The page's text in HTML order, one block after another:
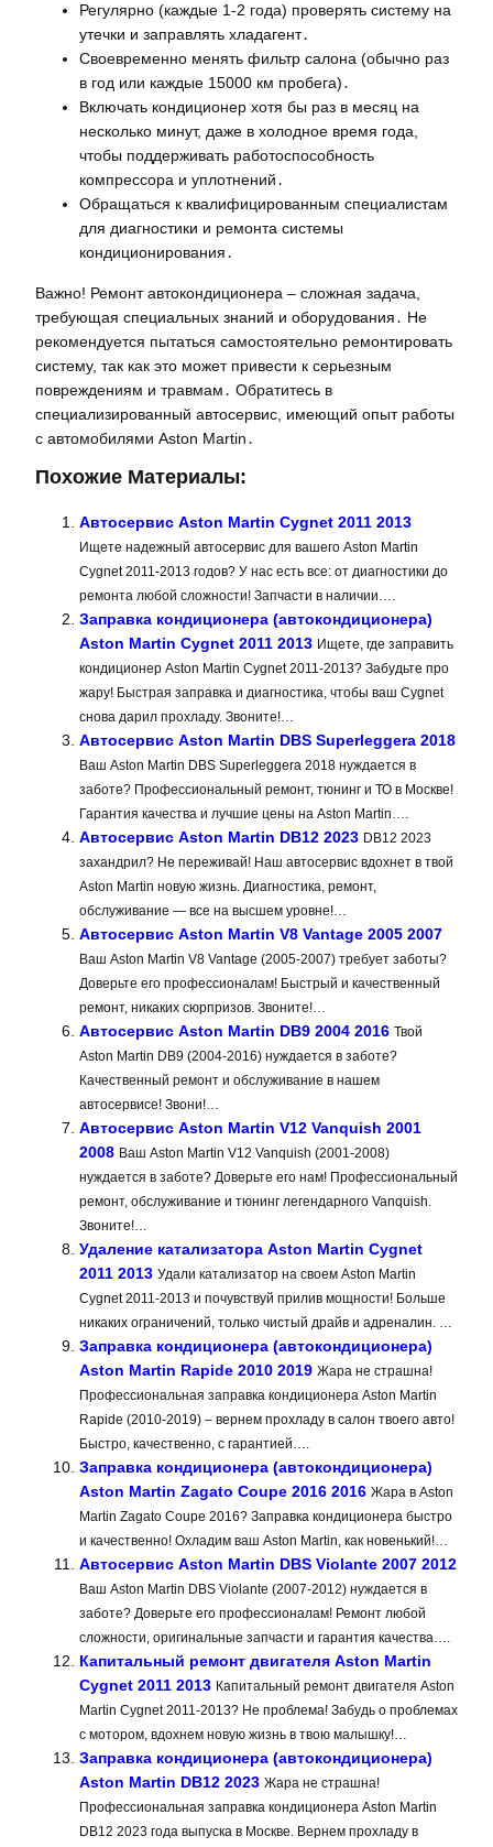
Регулярно (каждые 1-2 года) проверять систему на
утечки и заправлять хладагент․
Своевременно менять фильтр салона (обычно раз
в год или каждые 15000 км пробега)․
Включать кондиционер хотя бы раз в месяц на
несколько минут, даже в холодное время года,
чтобы поддерживать работоспособность
компрессора и уплотнений․
Обращаться к квалифицированным специалистам
для диагностики и ремонта системы
кондиционирования․
Важно! Ремонт автокондиционера – сложная задача,
требующая специальных знаний и оборудования․ Не
рекомендуется пытаться самостоятельно ремонтировать
систему, так как это может привести к серьезным
повреждениям и травмам․ Обратитесь в
специализированный автосервис, имеющий опыт работы
с автомобилями Aston Martin․
Похожие Материалы:
Автосервис Aston Martin Cygnet 2011 2013
Ищете надежный автосервис для вашего Aston Martin
Cygnet 2011-2013 годов? У нас есть все: от диагностики до
ремонта любой сложности! Запчасти в наличии….
Заправка кондиционера (автокондиционера)
Aston Martin Cygnet 2011 2013 Ищете, где заправить
кондиционер Aston Martin Cygnet 2011-2013? Забудьте про
жару! Быстрая заправка и диагностика, чтобы ваш Cygnet
снова дарил прохладу. Звоните!…
Автосервис Aston Martin DBS Superleggera 2018
Ваш Aston Martin DBS Superleggera 2018 нуждается в
заботе? Профессиональный ремонт, тюнинг и ТО в Москве!
Гарантия качества и лучшие цены на Aston Martin….
Автосервис Aston Martin DB12 2023 DB12 2023
захандрил? Не переживай! Наш автосервис вдохнет в твой
Aston Martin новую жизнь. Диагностика, ремонт,
обслуживание — все на высшем уровне!…
Автосервис Aston Martin V8 Vantage 2005 2007
Ваш Aston Martin V8 Vantage (2005-2007) требует заботы?
Доверьте его профессионалам! Быстрый и качественный
ремонт, никаких сюрпризов. Звоните!…
Автосервис Aston Martin DB9 2004 2016 Твой
Aston Martin DB9 (2004-2016) нуждается в заботе?
Качественный ремонт и обслуживание в нашем
автосервисе! Звони!…
Автосервис Aston Martin V12 Vanquish 2001
2008 Ваш Aston Martin V12 Vanquish (2001-2008)
нуждается в заботе? Доверьте его нам! Профессиональный
ремонт, обслуживание и тюнинг легендарного Vanquish.
Звоните!…
Удаление катализатора Aston Martin Cygnet
2011 2013 Удали катализатор на своем Aston Martin
Cygnet 2011-2013 и почувствуй прилив мощности! Больше
никаких ограничений, только чистый драйв и адреналин. …
Заправка кондиционера (автокондиционера)
Aston Martin Rapide 2010 2019 Жара не страшна!
Профессиональная заправка кондиционера Aston Martin
Rapide (2010-2019) – вернем прохладу в салон твоего авто!
Быстро, качественно, с гарантией….
Заправка кондиционера (автокондиционера)
Aston Martin Zagato Coupe 2016 2016 Жара в Aston
Martin Zagato Coupe 2016? Заправка кондиционера быстро
и качественно! Охладим ваш Aston Martin, как новенький!…
Автосервис Aston Martin DBS Violante 2007 2012
Ваш Aston Martin DBS Violante (2007-2012) нуждается в
заботе? Доверьте его профессионалам! Ремонт любой
сложности, оригинальные запчасти и гарантия качества….
Капитальный ремонт двигателя Aston Martin
Cygnet 2011 2013 Капитальный ремонт двигателя Aston
Martin Cygnet 2011-2013? Не проблема! Забудь о проблемах
с мотором, вдохнем новую жизнь в твою малышку!…
Заправка кондиционера (автокондиционера)
Aston Martin DB12 2023 Жара не страшна!
Профессиональная заправка кондиционера Aston Martin
DB12 2023 года выпуска в Москве. Вернем прохладу в